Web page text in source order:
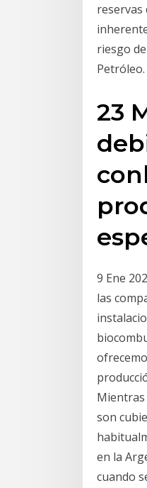
reservas
riesgo
Petróleo.
23
9 Ene
las
Mientras
son
en la
cuando